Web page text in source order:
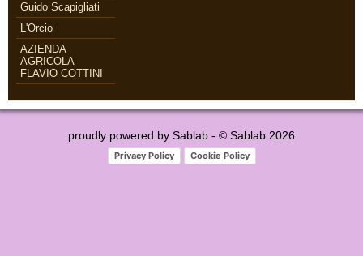
Guido Scapigliati
L'Orcio
AZIENDA
AGRICOLA
FLAVIO COTTINI
proudly powered by Sablab - © Sablab 2026
Privacy Policy Cookie Policy